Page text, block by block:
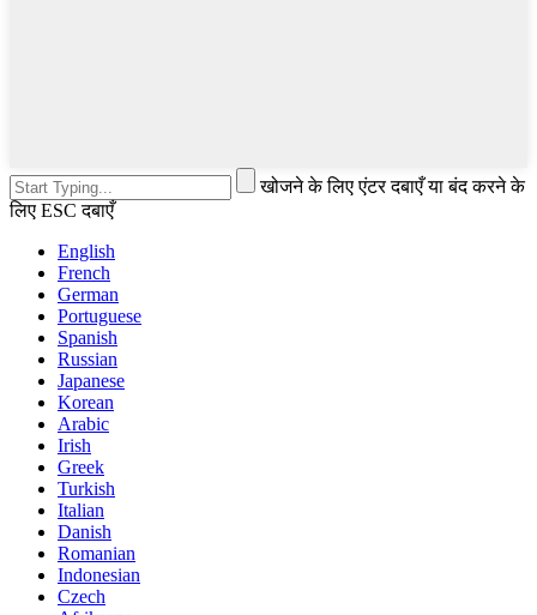
खोजने के लिए एंटर दबाएँ या बंद करने के
लिए ESC दबाएँ
English
French
German
Portuguese
Spanish
Russian
Japanese
Korean
Arabic
Irish
Greek
Turkish
Italian
Danish
Romanian
Indonesian
Czech